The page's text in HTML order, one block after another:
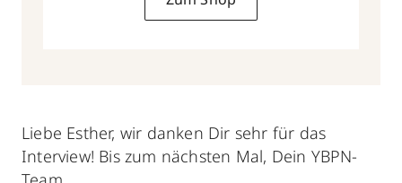
Liebe Esther, wir danken Dir sehr für das
Interview! Bis zum nächsten Mal, Dein YBPN-